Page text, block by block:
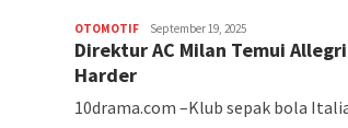
OTOMOTIF admin
September 19, 2025
Direktur AC Milan Temui
Harder
10drama.com –Klub sepak bola